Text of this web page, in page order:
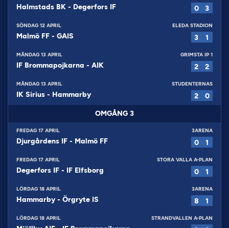
Halmstads BK - Degerfors IF 0 3
SÖNDAG 12 APRIL ELEDA STADION
Malmö FF - GAIS 3 1
MÅNDAG 13 APRIL GRIMSTA IP 1
IF Brommapojkarna - AIK 2 2
MÅNDAG 13 APRIL STUDENTERNAS
IK Sirius - Hammarby 2 0
OMGÅNG 3
FREDAG 17 APRIL 3ARENA
Djurgårdens IF - Malmö FF 0 1
FREDAG 17 APRIL STORA VALLA A-PLAN
Degerfors IF - IF Elfsborg 0 1
LÖRDAG 18 APRIL 3ARENA
Hammarby- Örgryte IS 8 1
LÖRDAG 18 APRIL STRANDVALLEN A-PLAN